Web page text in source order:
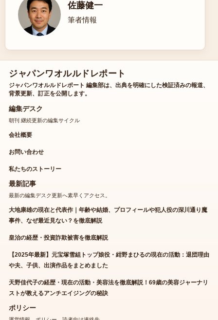
佐藤健一
筆者情報
ジャパンワオルルドレポート
ジャパンワオルルドレポート 編集部は、出典を明確にした検証済みの報道、
背景更新、訂正を公開します。
編集デスク
朝刊 継続更新の編集サイクル
会社概要
お問い合わせ
私たちのストーリー
最新記事
最新の編集デスク更新へ素早くアクセス。
大地康雄の現在と代表作｜年齢や結婚、プロフィールや犯人役の深川通り魔
事件、なぜ最近見ない？を徹底解説
皇治の経歴・投資詐欺被害を徹底解説
【2025年最新】元宝塚雪組トップ娘役・紺野まひるの現在の活動：退団理由
や夫、子供、出演作品をまとめました
天野佳代子の経歴・現在の活動・美容法を徹底解説！69歳の美容ジャーナリ
ストが教えるアンチエイジングの秘訣
ポリシー